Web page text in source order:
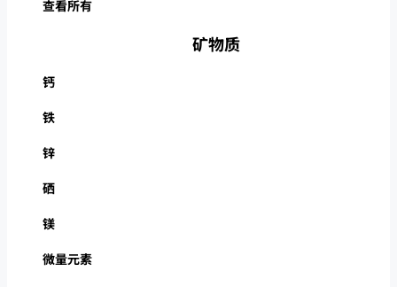
查看所有
矿物质
钙
铁
锌
硒
镁
微量元素